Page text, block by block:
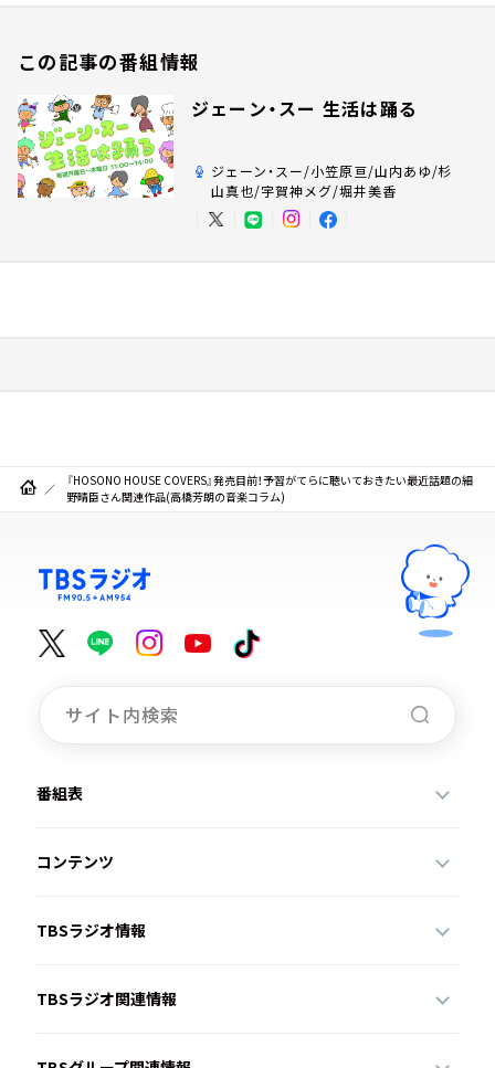
この記事の番組情報
ジェーン・スー 生活は踊る
ジェーン・スー/小笠原亘/山内あゆ/杉
山真也/宇賀神メグ/堀井美香
『HOSONO HOUSE COVERS』発売目前！予習がてらに聴いておきたい最近話題の細
野晴臣さん関連作品(高橋芳朗の音楽コラム)
番組表
コンテンツ
TBSラジオ情報
TBSラジオ関連情報